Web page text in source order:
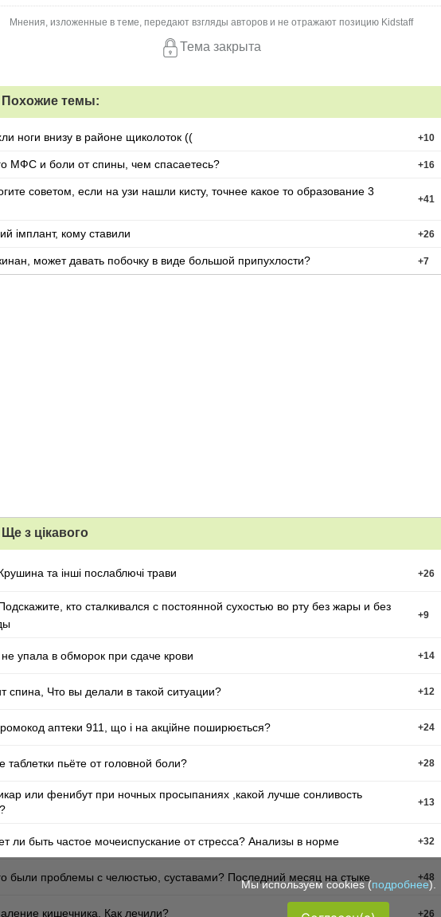
Мнения, изложенные в теме, передают взгляды авторов и не отражают позицию Kidstaff
Тема закрыта
Похожие темы:
ноги внизу в районе щиколоток (( +10
У кого МФС и боли от спины, чем спасаетесь? +16
советом, если на узи нашли кисту, точнее какое то образование 3
+41
імплант, кому ставили +26
может давать побочку в виде большой припухлости? +7
Ще з цiкавого
та інші послаблючі трави +26
кто сталкивался с постоянной сухостью во рту без жары и без
+9
не упала в обморок при сдаче крови +14
спина, Что вы делали в такой ситуации? +12
аптеки 911, що і на акційне поширюється? +24
таблетки пьёте от головной боли? +28
или фенибут при ночных просыпаниях ,какой лучше сонливость
+13
ли быть частое мочеиспускание от стресса? Анализы в норме +32
были проблемы с челюстью, суставами? Последний месяц на стыке +48
кишечника. Как лечили? +26
Мы используем cookies (подробнее).